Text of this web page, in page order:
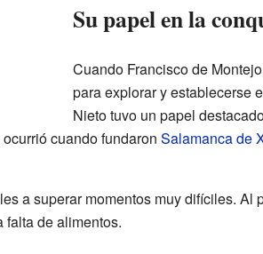
Su papel en la
Cuando Francisco de
para explorar y establecerse
Nieto tuvo un papel
cuando fundaron Salamanca de
a superar momentos muy difíciles.
falta de alimentos.